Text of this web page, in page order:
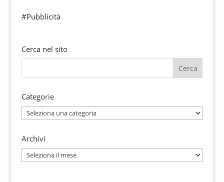
#Pubblicità
Cerca nel sito
Categorie
Categorie
Archivi
Archivi